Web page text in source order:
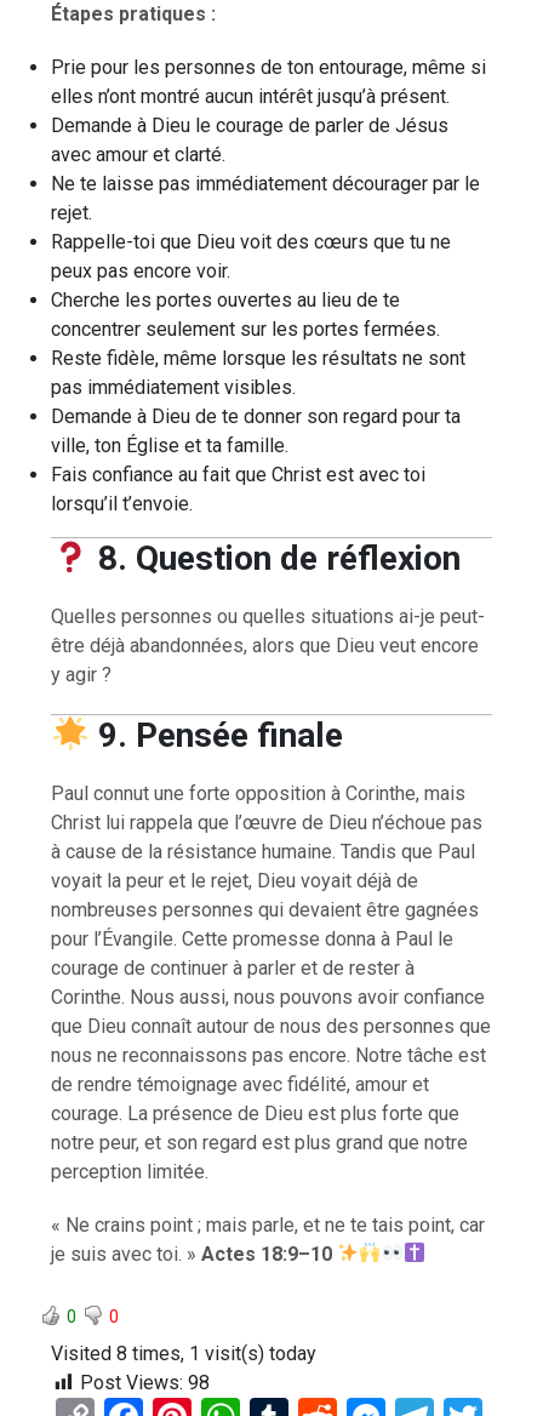
Étapes pratiques :
Prie pour les personnes de ton entourage, même si
elles n’ont montré aucun intérêt jusqu’à présent.
Demande à Dieu le courage de parler de Jésus
avec amour et clarté.
Ne te laisse pas immédiatement décourager par le
rejet.
Rappelle-toi que Dieu voit des cœurs que tu ne
peux pas encore voir.
Cherche les portes ouvertes au lieu de te
concentrer seulement sur les portes fermées.
Reste fidèle, même lorsque les résultats ne sont
pas immédiatement visibles.
Demande à Dieu de te donner son regard pour ta
ville, ton Église et ta famille.
Fais confiance au fait que Christ est avec toi
lorsqu’il t’envoie.
8. Question de réflexion
Quelles personnes ou quelles situations ai-je peut-
être déjà abandonnées, alors que Dieu veut encore
y agir ?
9. Pensée finale
Paul connut une forte opposition à Corinthe, mais
Christ lui rappela que l’œuvre de Dieu n’échoue pas
à cause de la résistance humaine. Tandis que Paul
voyait la peur et le rejet, Dieu voyait déjà de
nombreuses personnes qui devaient être gagnées
pour l’Évangile. Cette promesse donna à Paul le
courage de continuer à parler et de rester à
Corinthe. Nous aussi, nous pouvons avoir confiance
que Dieu connaît autour de nous des personnes que
nous ne reconnaissons pas encore. Notre tâche est
de rendre témoignage avec fidélité, amour et
courage. La présence de Dieu est plus forte que
notre peur, et son regard est plus grand que notre
perception limitée.
« Ne crains point ; mais parle, et ne te tais point, car
je suis avec toi. »Actes 18:9–10
0 0
Visited 8 times, 1 visit(s) today
Post Views: 98